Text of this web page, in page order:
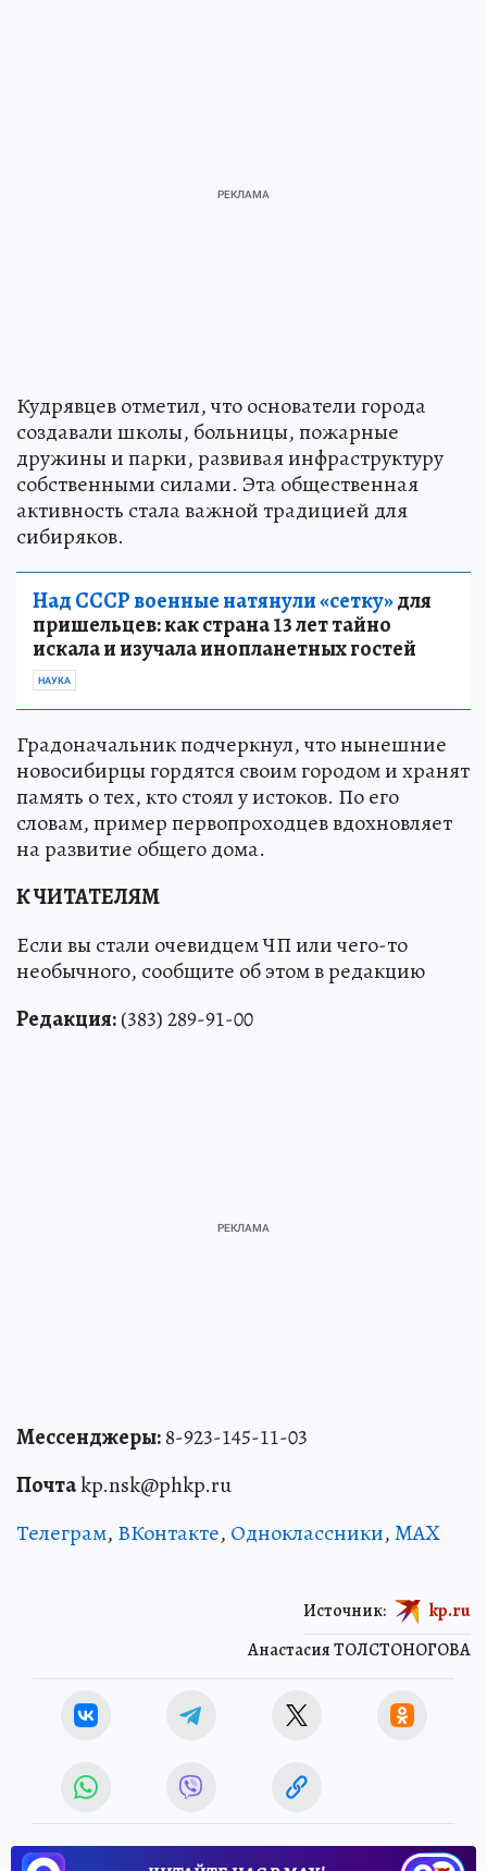
Кудрявцев отметил, что основатели города
создавали школы, больницы, пожарные
дружины и парки, развивая инфраструктуру
собственными силами. Эта общественная
активность стала важной традицией для
сибиряков.
Над СССР военные натянули «сетку»для
пришельцев: как страна 13 лет тайно
искала и изучала инопланетных гостей
НАУКА
Градоначальник подчеркнул, что нынешние
новосибирцы гордятся своим городом и хранят
память о тех, кто стоял у истоков. По его
словам, пример первопроходцев вдохновляет
на развитие общего дома.
К ЧИТАТЕЛЯМ
Если вы стали очевидцем ЧП или чего-то
необычного, сообщите об этом в редакцию
Редакция:(383) 289-91-00
Мессенджеры:8-923-145-11-03
Почтаkp.nsk@phkp.ru
Телеграм, ВКонтакте, Одноклассники,MAX
Анастасия ТОЛСТОНОГОВА
Источник: kp.ru